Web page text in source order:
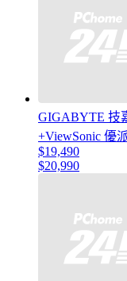
GIGABYTE 技
+ViewSonic 優
$19,490
$20,990